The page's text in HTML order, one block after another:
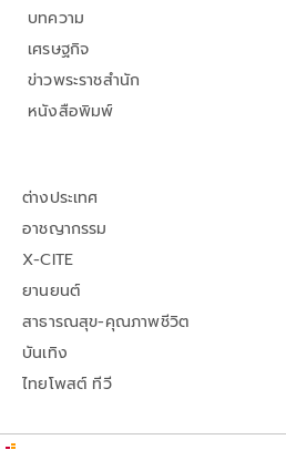
บทความ
เศรษฐกิจ
ข่าวพระราชสำนัก
หนังสือพิมพ์
ต่างประเทศ
อาชญากรรม
X-CITE
ยานยนต์
สาธารณสุข-คุณภาพชีวิต
บันเทิง
ไทยโพสต์ ทีวี